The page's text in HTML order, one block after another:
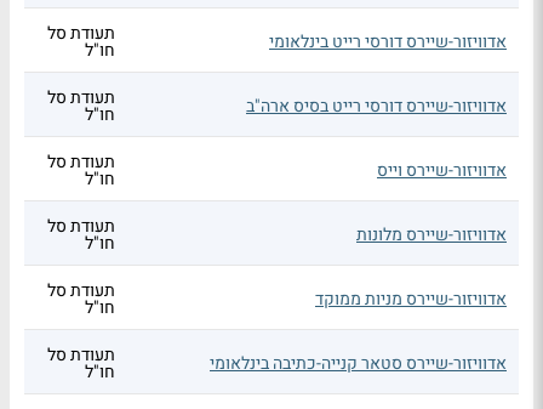
אדוויזור-שיירס דורסי רייט בינלאומי תעודת סל
חו"ל
אדוויזור-שיירס דורסי רייט בסיס ארה"ב תעודת סל
חו"ל
אדוויזור-שיירס וייס תעודת סל
חו"ל
אדוויזור-שיירס מלונות תעודת סל
חו"ל
אדוויזור-שיירס מניות ממוקד תעודת סל
חו"ל
אדוויזור-שיירס סטאר קנייה-כתיבה בינלאומי תעודת סל
חו"ל